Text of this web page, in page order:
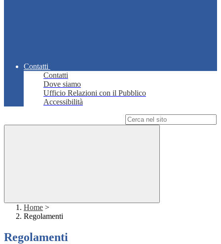
Contatti
Contatti
Dove siamo
Ufficio Relazioni con il Pubblico
Accessibilità
Home >
Regolamenti
Regolamenti